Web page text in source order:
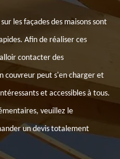
les façades des maisons sont
Afin de réaliser ces
contacter des
couvreur peut s'en charger et
et accessibles à tous.
veuillez le
un devis totalement